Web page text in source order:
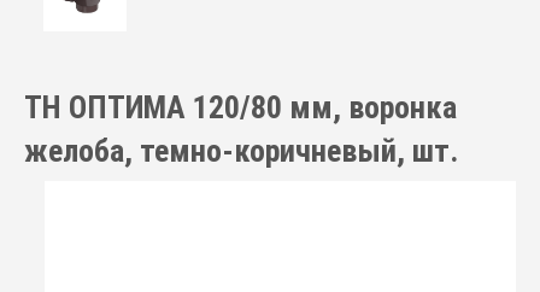
ТН ОПТИМА 120/80 мм, воронка
желоба, темно-коричневый, шт.